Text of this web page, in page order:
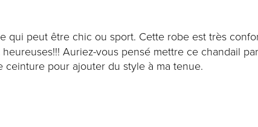
qui peut être chic ou sport. Cette robe est très
Auriez-vous pensé mettre ce chandail
ceinture pour ajouter du style à ma tenue.